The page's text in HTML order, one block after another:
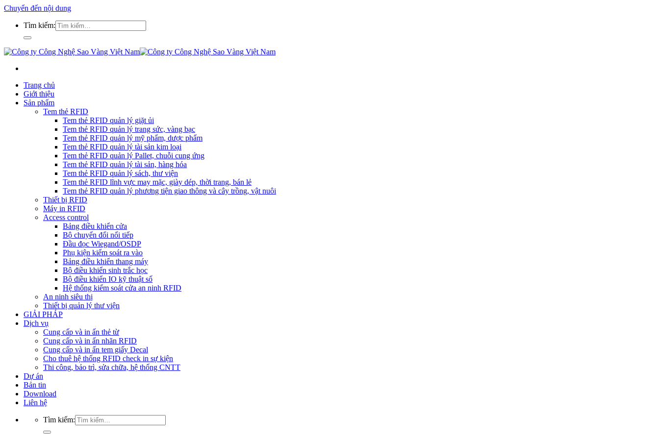
Chuyển đến nội dung
Tìm kiếm:
Trang chủ
Giới thiệu
Sản phẩm
Tem thẻ RFID
Tem thẻ RFID quản lý giặt ủi
Tem thẻ RFID quản lý trang sức, vàng bạc
Tem thẻ RFID quản lý mỹ phẩm, dược phẩm
Tem thẻ RFID quản lý tài sản kim loại
Tem thẻ RFID quản lý Pallet, chuỗi cung ứng
Tem thẻ RFID quản lý tài sản, hàng hóa
Tem thẻ RFID quản lý sách, thư viện
Tem thẻ RFID lĩnh vực may mặc, giày dép, thời trang, bán lẻ
Tem thẻ RFID quản lý phương tiện giao thông và cây trồng, vật nuôi
Thiết bị RFID
Máy in RFID
Access control
Bảng điều khiển cửa
Bộ chuyển đổi nối tiếp
Đầu đọc Wiegand/OSDP
Phụ kiện kiểm soát ra vào
Bảng điều khiển thang máy
Bộ điều khiển sinh trắc học
Bộ điều khiển IO kỹ thuật số
Hệ thống kiểm soát cửa an ninh RFID
An ninh siêu thị
Thiết bị quản lý thư viện
GIẢI PHÁP
Dịch vụ
Cung cấp và in ấn thẻ từ
Cung cấp và in ấn nhãn RFID
Cung cấp và in ấn tem giấy Decal
Cho thuê hệ thống RFID check in sự kiện
Thi công, bảo trì, sửa chữa, hệ thống CNTT
Dự án
Bản tin
Download
Liên hệ
Tìm kiếm: